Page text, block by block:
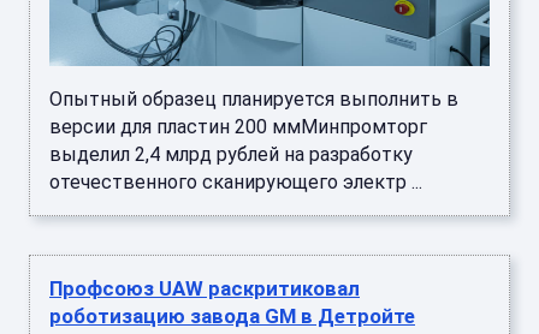
Опытный образец планируется выполнить в
версии для пластин 200 ммМинпромторг
выделил 2,4 млрд рублей на разработку
отечественного сканирующего электр ...
Профсоюз UAW раскритиковал
роботизацию завода GM в Детройте